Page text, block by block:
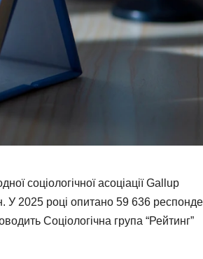
соціологічної асоціації Gallup
У 2025 році опитано 59 636
Соціологічна група “Рейтинг”